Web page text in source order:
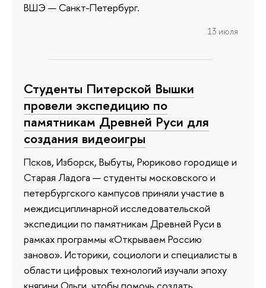
ВШЭ — Санкт-Петербург.
13 июля
Студенты Питерской Вышки
провели экспедицию по
памятникам Древней Руси для
создания видеоигры
Псков, Изборск, Выбуты, Рюриково городище и
Старая Ладога — студенты московского и
петербургского кампусов приняли участие в
междисциплинарной исследовательской
экспедиции по памятникам Древней Руси в
рамках программы «Открываем Россию
заново». Историки, социологи и специалисты в
области цифровых технологий изучали эпоху